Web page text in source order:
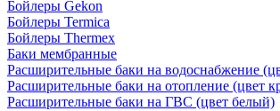
Бойлеры Gekon
Бойлеры Termica
Бойлеры Thermex
Баки мембранные
Расширительные баки на водоснабжение
Расширительные баки на отопление (цвет
Расширительные баки на ГВС (цвет белый)